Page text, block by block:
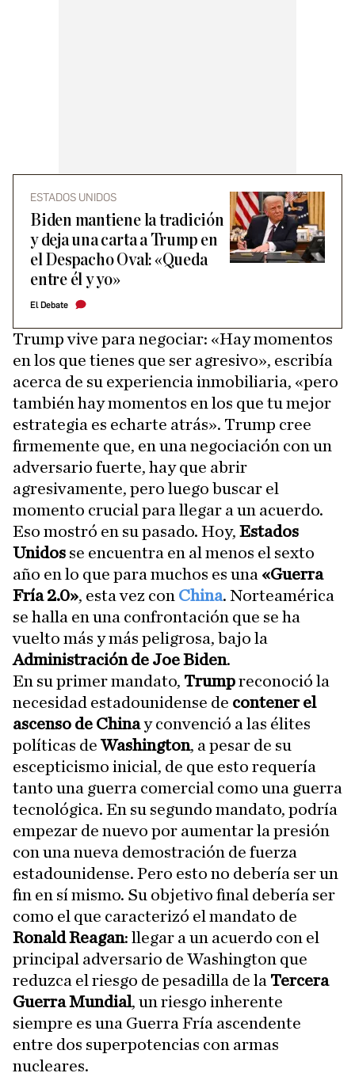
ESTADOS UNIDOS
Biden mantiene la tradición
y deja una carta a Trump en
el Despacho Oval: «Queda
entre él y yo»
El Debate
Trump vive para negociar: «Hay momentos
en los que tienes que ser agresivo», escribía
acerca de su experiencia inmobiliaria, «pero
también hay momentos en los que tu mejor
estrategia es echarte atrás». Trump cree
firmemente que, en una negociación con un
adversario fuerte, hay que abrir
agresivamente, pero luego buscar el
momento crucial para llegar a un acuerdo.
Eso mostró en su pasado. Hoy, Estados
Unidos se encuentra en al menos el sexto
año en lo que para muchos es una «Guerra
Fría 2.0», esta vez con China. Norteamérica
se halla en una confrontación que se ha
vuelto más y más peligrosa, bajo la
Administración de Joe Biden.
En su primer mandato, Trumpreconoció la
necesidad estadounidense de contener el
ascenso de Chinay convenció a las élites
políticas de Washington, a pesar de su
escepticismo inicial, de que esto requería
tanto una guerra comercial como una guerra
tecnológica. En su segundo mandato, podría
empezar de nuevo por aumentar la presión
con una nueva demostración de fuerza
estadounidense. Pero esto no debería ser un
fin en sí mismo. Su objetivo final debería ser
como el que caracterizó el mandato de
Ronald Reagan: llegar a un acuerdo con el
principal adversario de Washington que
reduzca el riesgo de pesadilla de la Tercera
Guerra Mundial, un riesgo inherente
siempre es una Guerra Fría ascendente
entre dos superpotencias con armas
nucleares.